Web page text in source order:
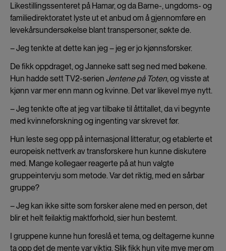
Likestillingssenteret på Hamar, og da Barne-, ungdoms- og
familiedirektoratet lyste ut et anbud om å gjennomføre en
levekårsundersøkelse blant transpersoner, søkte de.
– Jeg tenkte at dette kan jeg – jeg er jo kjønnsforsker.
De fikk oppdraget, og Janneke satt seg ned med bøkene.
Hun hadde sett TV2-serien Jentene på Toten, og visste at
kjønn var mer enn mann og kvinne. Det var likevel mye nytt.
– Jeg tenkte ofte at jeg var tilbake til åttitallet, da vi begynte
med kvinneforskning og ingenting var skrevet før.
Hun leste seg opp på internasjonal litteratur, og etablerte et
europeisk nettverk av transforskere hun kunne diskutere
med. Mange kollegaer reagerte på at hun valgte
gruppeintervju som metode. Var det riktig, med en sårbar
gruppe?
– Jeg kan ikke sitte som forsker alene med en person, det
blir et helt feilaktig maktforhold, sier hun bestemt.
I gruppene kunne hun foreslå et tema, og deltagerne kunne
ta opp det de mente var viktig. Slik fikk hun vite mye mer om